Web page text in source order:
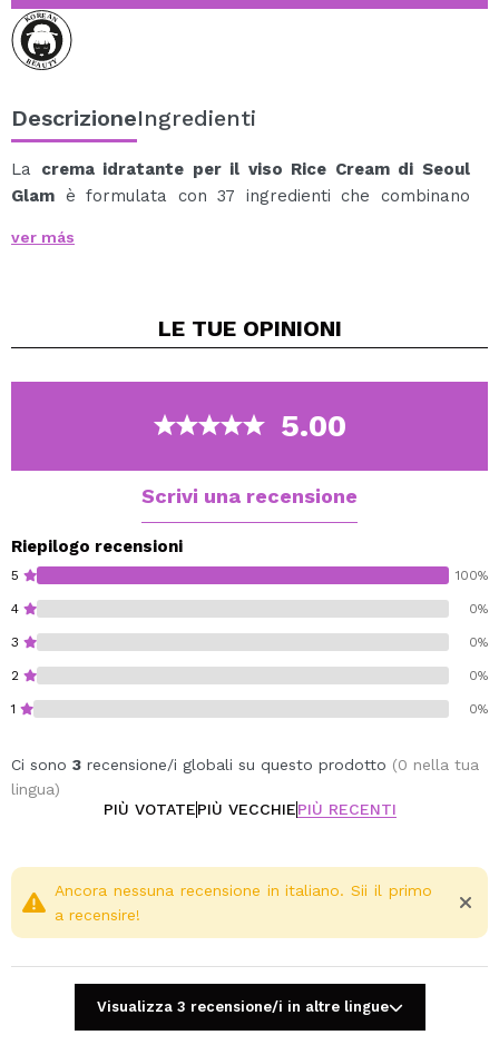
DescrizioneIngredienti
La crema idratante per il viso Rice Cream di Seoul
Glam è formulata con 37 ingredienti che combinano
offrire una cura completa della pelle.
pelle più equilibrata e dall'aspetto migliore.
esigenze, dalla pelle secca a quella mista o a tendenza
generale.
Aiuta a uniformare il tono della pelle e a donarle
luminosità.
Aiuta a ridurre la visibilità dei pori.
Aiuta a curare imperfezioni e segni.
Sviluppata in Corea del Sud, questa crema idratante si
integra facilmente nella tua routine quotidiana per
più uniforme.
ver más
LE TUE OPINIONI
5.00
Scrivi una recensione
Riepilogo recensioni
5 100%
4 0%
3 0%
2 0%
1 0%
Ci sono 3 recensione/i globali su questo prodotto (0 nella tua
lingua)
PIÙ VOTATEPIÙ VECCHIEPIÙ RECENTI
Ancora nessuna recensione in italiano. Sii il primo
a recensire!
Visualizza 3 recensione/i in altre lingue